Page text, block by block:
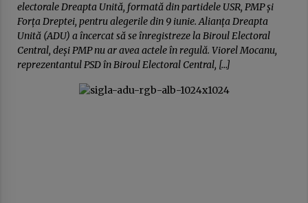
electorale Dreapta Unită, formată din partidele USR, PMP și
Forța Dreptei, pentru alegerile din 9 iunie. Alianța Dreapta
Unită (ADU) a încercat să se înregistreze la Biroul Electoral
Central, deși PMP nu ar avea actele în regulă. Viorel Mocanu,
reprezentantul PSD în Biroul Electoral Central, […]